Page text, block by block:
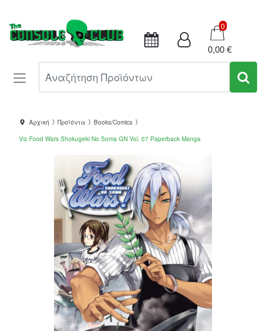
Καλάθι
0
0,00 €
Αρχική Προϊόντα
Books/Comics
Viz Food Wars Shokugeki No Soma GN Vol. 07 Paperback Manga